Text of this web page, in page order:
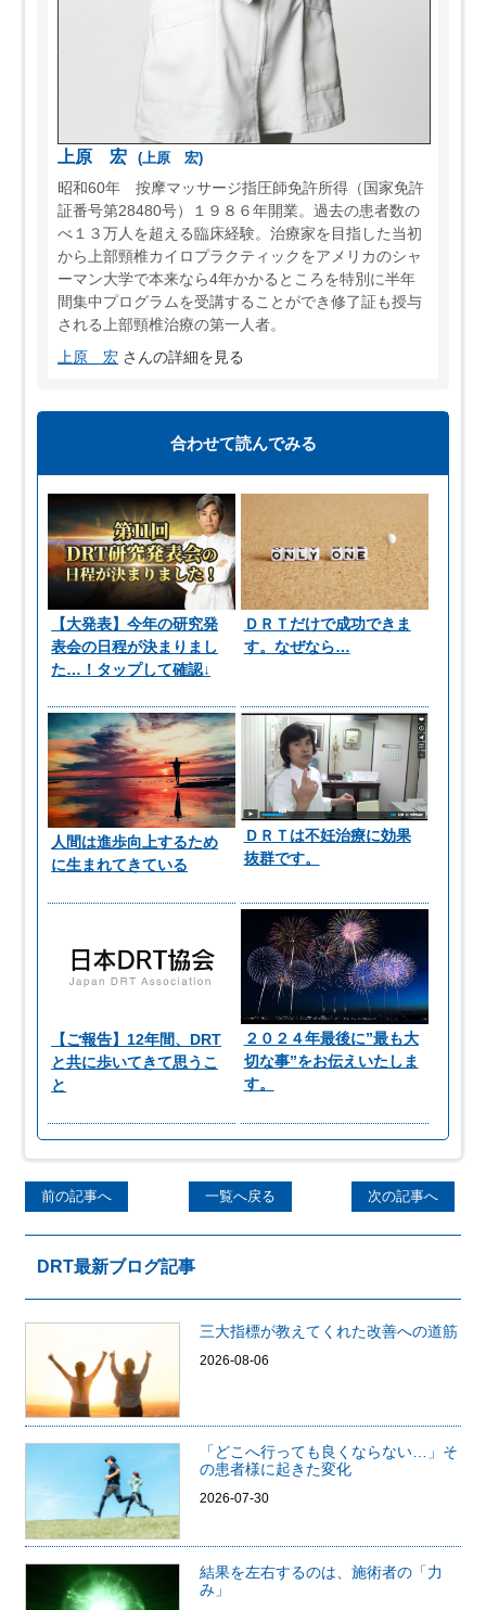
上原 宏
(上原 宏)
昭和60年 按摩マッサージ指圧師免許所得（国家免許
証番号第28480号）１９８６年開業。過去の患者数の
べ１３万人を超える臨床経験。治療家を目指した当初
から上部頸椎カイロプラクティックをアメリカのシャ
ーマン大学で本来なら4年かかるところを特別に半年
間集中プログラムを受講することができ修了証も授与
される上部頸椎治療の第一人者。
上原 宏 さんの詳細を見る
合わせて読んでみる
【大発表】今年の研究発
表会の日程が決まりまし
た…！タップして確認↓
ＤＲＴだけで成功できま
す。なぜなら…
人間は進歩向上するため
に生まれてきている
ＤＲＴは不妊治療に効果
抜群です。
【ご報告】12年間、DRT
と共に歩いてきて思うこ
と
２０２４年最後に”最も大
切な事”をお伝えいたしま
す。
前の記事へ 一覧へ戻る 次の記事へ
DRT最新ブログ記事
三大指標が教えてくれた改善への道筋
2026-08-06
「どこへ行っても良くならない…」そ
の患者様に起きた変化
2026-07-30
結果を左右するのは、施術者の「力
み」